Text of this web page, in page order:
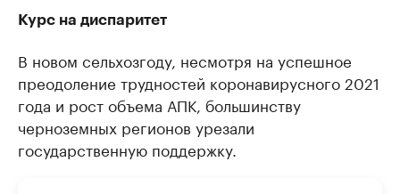
Курс на диспаритет
В новом сельхозгоду, несмотря на успешное
преодоление трудностей коронавирусного 2021
года и рост объема АПК, большинству
черноземных регионов урезали
государственную поддержку.